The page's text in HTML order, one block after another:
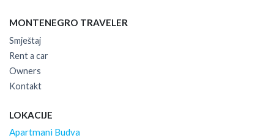
MONTENEGRO TRAVELER
Smještaj
Rent a car
Owners
Kontakt
LOKACIJE
Apartmani Budva